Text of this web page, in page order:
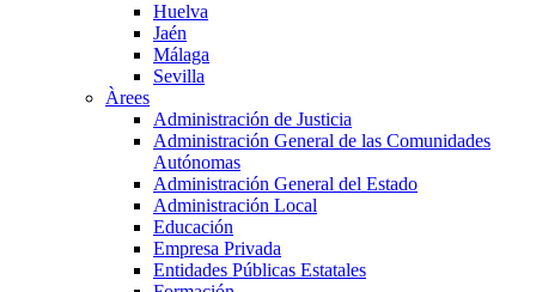
Huelva
Jaén
Málaga
Sevilla
Àrees
Administración de Justicia
Administración General de las Comunidades
Autónomas
Administración General del Estado
Administración Local
Educación
Empresa Privada
Entidades Públicas Estatales